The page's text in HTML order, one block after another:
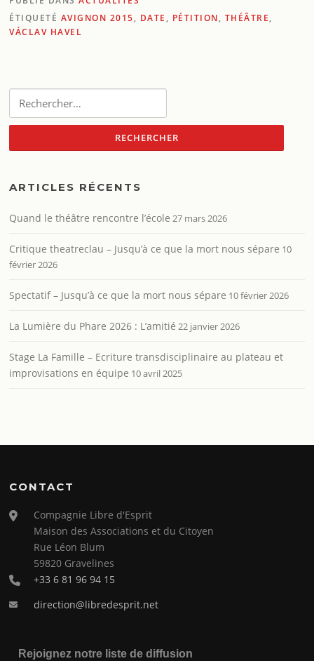
ÉTIQUETÉ AVIGNON 2015, DATE , PÉTITION, THÉÂTRE,
VÁCLAV HAVEL
ARTICLES RÉCENTS
Quand le théâtre rencontre l’école 27 mars 2026
Critique theatreclau – Jusqu’à ce que la mort nous sépare 10
février 2026
Spectatif – Jusqu’à ce que la mort nous sépare 10 février 2026
La Lumière du Phare 2026 : L’amitié 22 janvier 2026
Stage La Famille – Ecriture transdisciplinaire au plateau et
improvisations en équipe 10 avril 2025
CONTACT
Compagnie Libre d'Esprit
Maison des Associations et du Citoyen
Rue Léon Blum
59820 Gravelines
+33 6 81 96 94 15
direction@libredesprit.net
Rejoignez notre liste de diffusion